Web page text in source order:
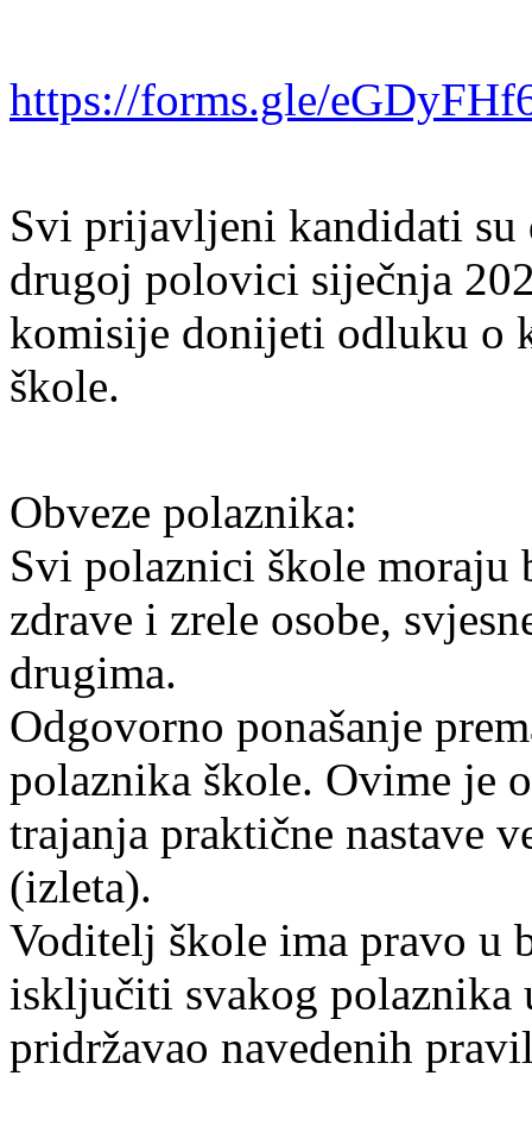
https://forms.gle/
Svi prijavljeni kandidati
drugoj polovici siječnja
komisije donijeti odluku o
škole.
Obveze polaznika:
Svi polaznici škole
zdrave i zrele osobe,
drugima.
Odgovorno ponašanje
polaznika škole. Ovime je
trajanja praktične nastave
(izleta).
Voditelj škole ima pravo u
isključiti svakog polaznika
pridržavao navedenih